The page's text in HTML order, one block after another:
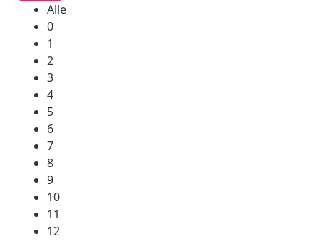
Alle
0
1
2
3
4
5
6
7
8
9
10
11
12